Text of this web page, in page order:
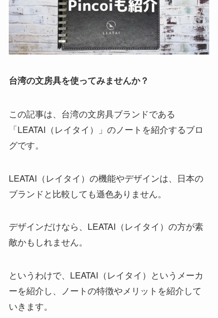
台湾の文房具を使ってみませんか？
この記事は、 台湾の文房具ブランドである
「LEATAI（レイタイ）」のノート を紹介するブロ
グです。
LEATAI（レイタイ）の機能やデザインは、日本の
ブランドと比較しても遜色ありません。
デザインだけなら、LEATAI（レイタイ）の方が素
敵かもしれません。
というわけで、LEATAI（レイタイ）というメーカ
ーを紹介し、ノートの特徴やメリットを紹介して
いきます。